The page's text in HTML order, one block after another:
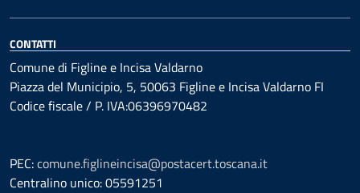
CONTATTI
Comune di Figline e Incisa Valdarno
Piazza del Municipio, 5, 50063 Figline e Incisa Valdarno FI
Codice fiscale / P. IVA:06396970482
PEC:comune.figlineincisa@postacert.toscana.it
Centralino unico: 05591251